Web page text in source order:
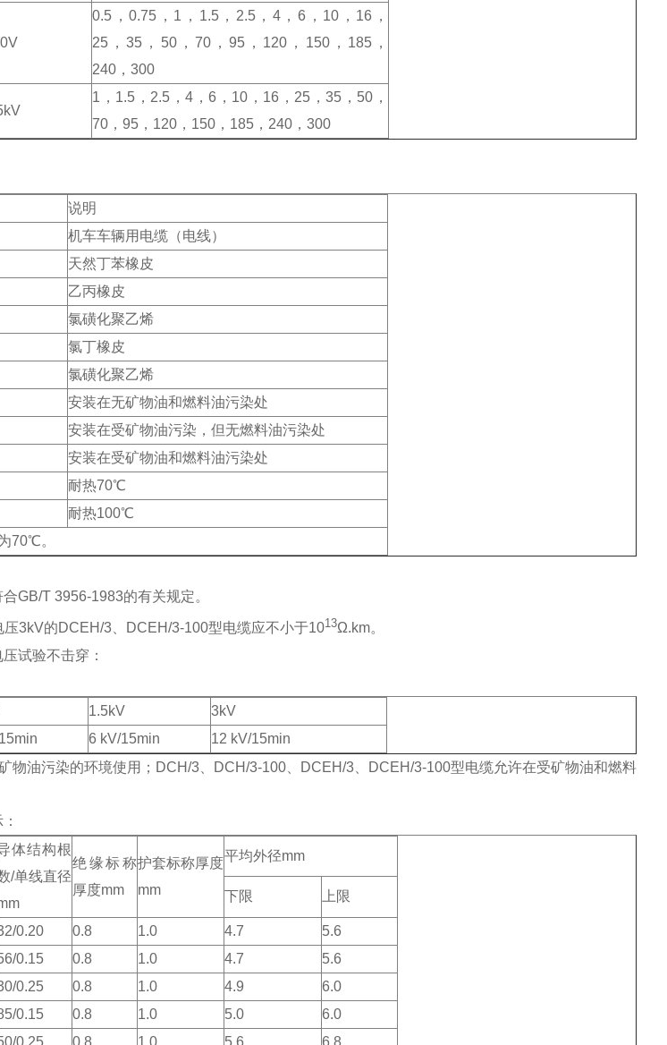
0.5，0.75，1，1.5，2.5，4，6，10，16，
25，35，50，70，95，120，150，185，
240，300
1，1.5，2.5，4，6，10，16，25，35，50，
70，95，120，150，185，240，300
说明
机车车辆用电缆（电线）
天然丁苯橡皮
乙丙橡皮
氯磺化聚乙烯
氯丁橡皮
氯磺化聚乙烯
安装在无矿物油和燃料油污染处
安装在受矿物油污染，但无燃料油污染处
安装在受矿物油和燃料油污染处
耐热70℃
耐热100℃
70℃。
GB/T 3956-1983的有关规定。
3kV的DCEH/3、DCEH/3-100型电缆应不小于1013Ω.km。
试验不击穿：
1.5kV
3kV
6 kV/15min
12 kV/15min
物油污染的环境使用；DCH/3、DCH/3-100、DCEH/3、DCEH/3-100型电缆允许在受矿物油和燃料
体结构根
/单线直径
绝缘标称
厚度mm
护套标称厚度
mm
平均外径mm
下限 上限
0.20 0.8 1.0 4.7
5.6
0.15 0.8 1.0 4.7
5.6
0.25 0.8 1.0 4.9
6.0
0.15 0.8 1.0 5.0
6.0
0.25 0.8 1.0 5.6 6.8